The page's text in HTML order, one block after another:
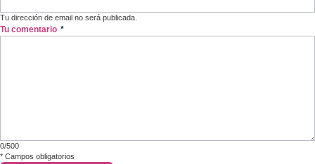
Tu dirección de email no será publicada.
Tu comentario *
0/500
* Campos obligatorios